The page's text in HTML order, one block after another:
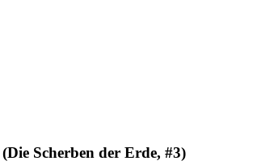
(Die Scherben der Erde, #3)